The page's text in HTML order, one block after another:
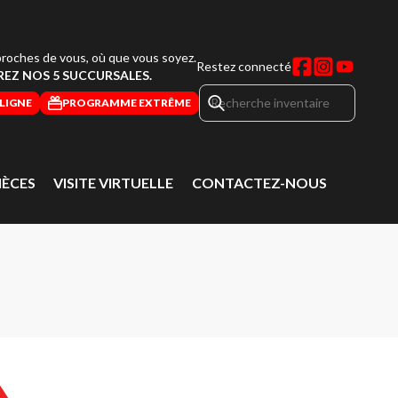
de vous, où que vous soyez.
NOS 5 SUCCURSALES.
Restez connecté
PROGRAMME EXTRÊME
VISITE VIRTUELLE CONTACTEZ-NOUS